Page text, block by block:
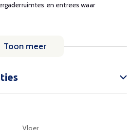
en entrees waar
Toon meer
Vloer